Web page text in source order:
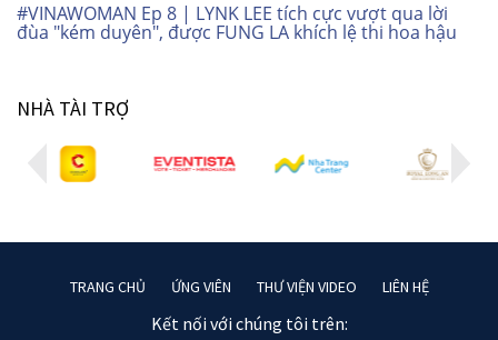
#VINAWOMAN Ep 8 | LYNK LEE tích cực vượt qua lời
đùa "kém duyên", được FUNG LA khích lệ thi hoa hậu
NHÀ TÀI TRỢ
TRANG CHỦ ỨNG VIÊN THƯ VIỆN VIDEO LIÊN HỆ
Kết nối với chúng tôi trên: